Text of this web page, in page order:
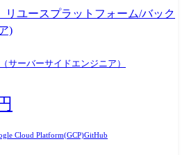
/ Python / React.js ・CI/CD:GitHub
ン:Miro / Figma ・ドキュメント管
チケット管理:Jira ・コミュニケーショ
、フルスタックな働き方が好まれます ・
とはなく、エンジニアが「なぜつくるの
リユースプラットフォーム/バック
)
サーバーサイドエンジニア）
Cloud Platform(GCP)GitHub